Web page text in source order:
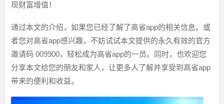
现财富增值！
通过本文的介绍，如果您已经了解了高省app的相关信息。或
者您对高省app感兴趣，不妨试试本文提供的永久有效的官方
邀请码 009900，轻松成为高省app的一员。同时，也欢迎您
分享本文给您的朋友和家人，让更多人了解并享受到高省app
带来的便利和收益。